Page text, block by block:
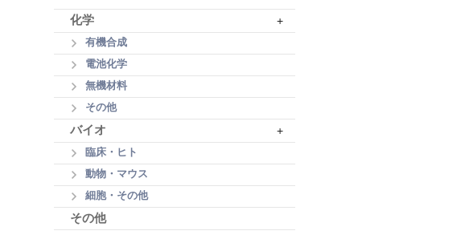
化学 +
有機合成
電池化学
無機材料
その他
バイオ +
臨床・ヒト
動物・マウス
細胞・その他
その他